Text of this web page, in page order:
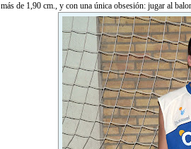
más de 1,90 cm., y con una única obsesión: jugar al